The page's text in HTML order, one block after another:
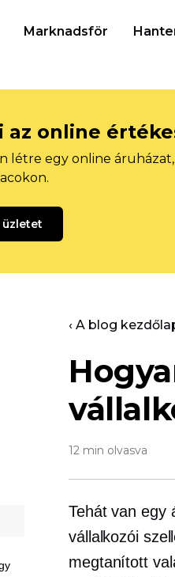
Marknadsför
az online
létre egy online
üzletet
‹ A blog
12 min olvasva
Tehát van egy
vállalkozói
megtanított